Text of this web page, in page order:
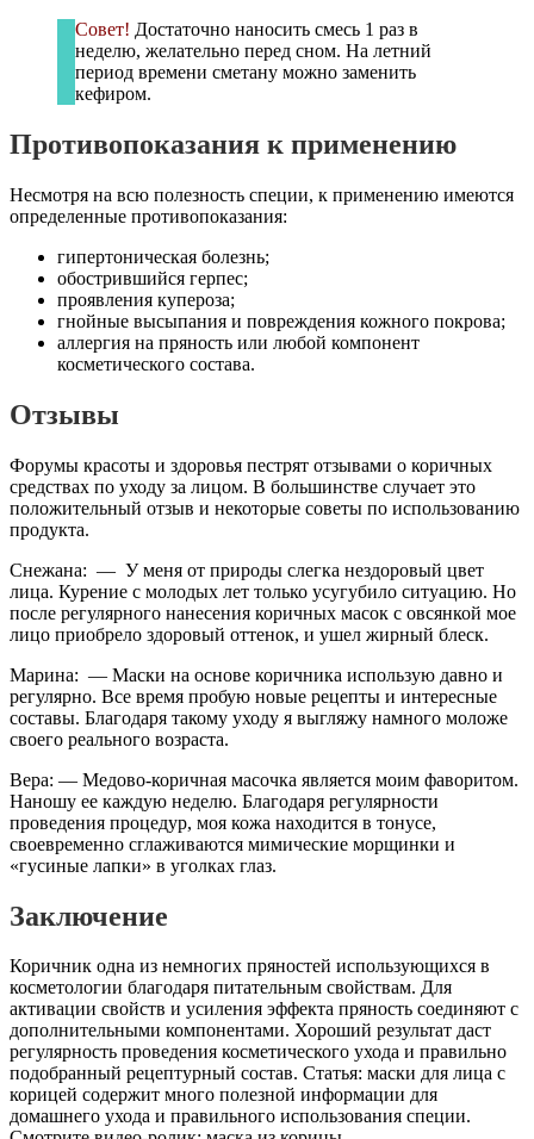
Совет! Достаточно наносить смесь 1 раз в
неделю, желательно перед сном. На летний
период времени сметану можно заменить
кефиром.
Противопоказания к применению
Несмотря на всю полезность специи, к применению имеются
определенные противопоказания:
гипертоническая болезнь;
обострившийся герпес;
проявления купероза;
гнойные высыпания и повреждения кожного покрова;
аллергия на пряность или любой компонент
косметического состава.
Отзывы
Форумы красоты и здоровья пестрят отзывами о коричных
средствах по уходу за лицом. В большинстве случает это
положительный отзыв и некоторые советы по использованию
продукта.
Снежана: — У меня от природы слегка нездоровый цвет
лица. Курение с молодых лет только усугубило ситуацию. Но
после регулярного нанесения коричных масок с овсянкой мое
лицо приобрело здоровый оттенок, и ушел жирный блеск.
Марина: — Маски на основе коричника использую давно и
регулярно. Все время пробую новые рецепты и интересные
составы. Благодаря такому уходу я выгляжу намного моложе
своего реального возраста.
Вера: — Медово-коричная масочка является моим фаворитом.
Наношу ее каждую неделю. Благодаря регулярности
проведения процедур, моя кожа находится в тонусе,
своевременно сглаживаются мимические морщинки и
«гусиные лапки» в уголках глаз.
Заключение
Коричник одна из немногих пряностей использующихся в
косметологии благодаря питательным свойствам. Для
активации свойств и усиления эффекта пряность соединяют с
дополнительными компонентами. Хороший результат даст
регулярность проведения косметического ухода и правильно
подобранный рецептурный состав. Статья: маски для лица с
корицей содержит много полезной информации для
домашнего ухода и правильного использования специи.